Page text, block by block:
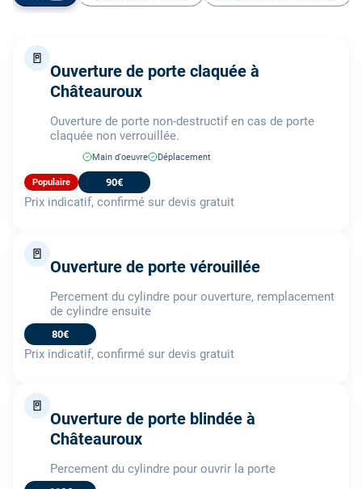
🚪
Ouverture de porte claquée à
Châteauroux
Ouverture de porte non-destructif en cas de porte
claquée non verrouillée.
Main d'oeuvre Déplacement
Populaire 90€
Prix indicatif, confirmé sur devis gratuit
🚪
Ouverture de porte vérouillée
Percement du cylindre pour ouverture, remplacement
de cylindre ensuite
80€
Prix indicatif, confirmé sur devis gratuit
🚪
Ouverture de porte blindée à
Châteauroux
Percement du cylindre pour ouvrir la porte